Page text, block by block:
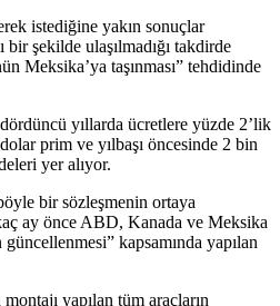
istediğine yakın sonuçlar
bir şekilde ulaşılmadığı takdirde
Meksika’ya taşınması” tehdidinde
yıllarda ücretlere yüzde 2’lik
prim ve yılbaşı öncesinde 2 bin
yer alıyor.
bir sözleşmenin ortaya
ay önce ABD, Kanada ve Meksika
kapsamında yapılan
yapılan tüm araçların